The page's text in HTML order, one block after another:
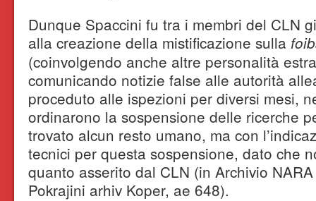
Dunque Spaccini fu tra i membri del CLN
alla creazione della mistificazione sulla
(coinvolgendo anche altre personalità
comunicando notizie false alle autorità
proceduto alle ispezioni per diversi mesi,
ordinarono la sospensione delle ricerche
trovato alcun resto umano, ma con
tecnici per questa sospensione, dato che
quanto asserito dal CLN (in Archivio
Pokrajini arhiv Koper, ae 648).